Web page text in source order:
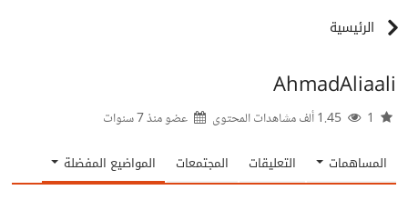
الرئيسية
AhmadAliaali
عضو منذ7 سنوات
المساهمات التعليقات المجتمعات المواضيع المفضلة